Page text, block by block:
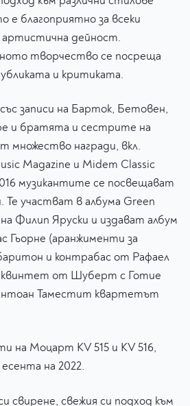
е благоприятно за всеки
дейност.
творчество се посреща
и критиката.
записи на Барток, Бетовен,
и братята и сестрите на
множество награди, вкл.
Magazine и Midem Classic
музикантите се посвещават
Те участват в албума Green
Филип Яруски и издават албум
(аранжименти за
и контрабас от Рафаел
от Шуберт с Готие
Таместит квартетът
на Моцарт KV 515 и KV 516,
на 2022.
свирене, свежия си подход към